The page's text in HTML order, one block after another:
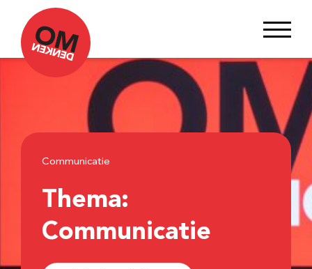
Communicatie
Thema:
Communicatie